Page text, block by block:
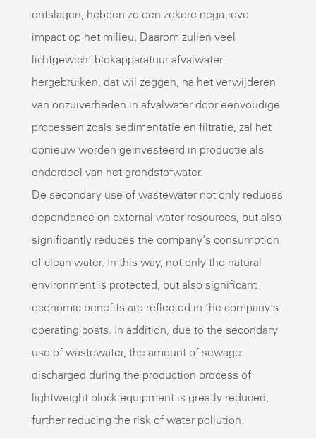
ontslagen, hebben ze een zekere negatieve
impact op het milieu. Daarom zullen veel
lichtgewicht blokapparatuur afvalwater
hergebruiken, dat wil zeggen, na het verwijderen
van onzuiverheden in afvalwater door eenvoudige
processen zoals sedimentatie en filtratie, zal het
opnieuw worden geïnvesteerd in productie als
onderdeel van het grondstofwater.
De secondary use of wastewater not only reduces
dependence on external water resources, but also
significantly reduces the company's consumption
of clean water. In this way, not only the natural
environment is protected, but also significant
economic benefits are reflected in the company's
operating costs. In addition, due to the secondary
use of wastewater, the amount of sewage
discharged during the production process of
lightweight block equipment is greatly reduced,
further reducing the risk of water pollution.